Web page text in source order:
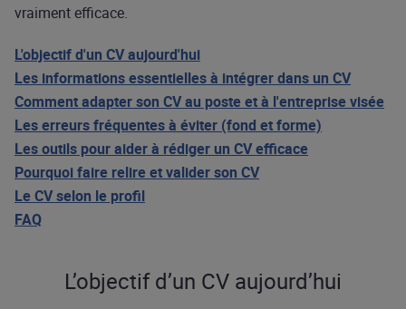
vraiment efficace.
L'objectif d'un CV aujourd'hui
Les informations essentielles à intégrer dans un CV
Comment adapter son CV au poste et à l'entreprise visée
Les erreurs fréquentes à éviter (fond et forme)
Les outils pour aider à rédiger un CV efficace
Pourquoi faire relire et valider son CV
Le CV selon le profil
FAQ
L’objectif d’un CV aujourd’hui